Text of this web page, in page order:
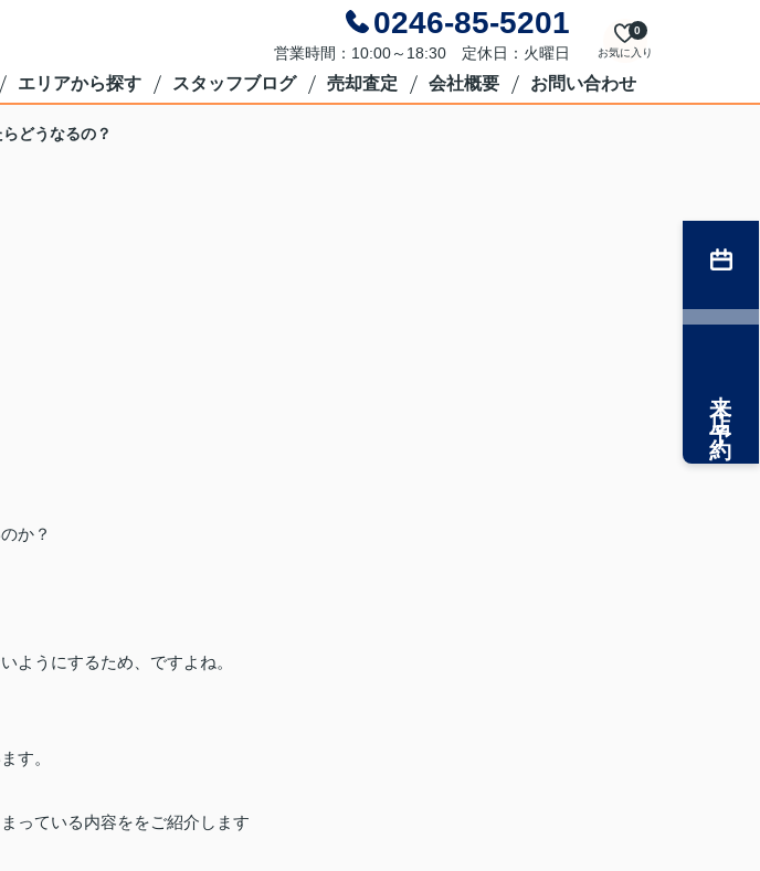
0246-85-5201
営業時間：10:00～18:30 定休日：火曜日 お気に入り
0
エリアから探す スタッフブログ 売却査定 会社概要 お問い合わせ
どうなるの？
か？
ようにするため、ですよね。
す。
っている内容ををご紹介します
来店予約